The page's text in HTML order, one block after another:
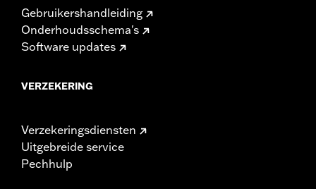
Gebruikershandleiding
Onderhoudsschema's
Software updates
VERZEKERING
Verzekeringsdiensten
Uitgebreide service
Pechhulp